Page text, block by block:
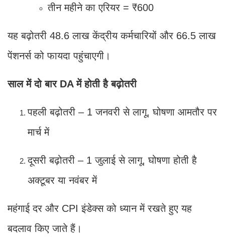
तीन महीने का एरियर = ₹600
यह बढ़ोतरी 48.6 लाख केंद्रीय कर्मचारियों और 66.5 लाख
पेंशनर्स को फायदा पहुंचाएगी।
साल में दो बार DA में होती है बढ़ोतरी
पहली बढ़ोतरी – 1 जनवरी से लागू, घोषणा आमतौर पर
मार्च में
दूसरी बढ़ोतरी – 1 जुलाई से लागू, घोषणा होती है
अक्टूबर या नवंबर में
महंगाई दर और CPI इंडेक्स को ध्यान में रखते हुए यह
बदलाव किए जाते हैं।